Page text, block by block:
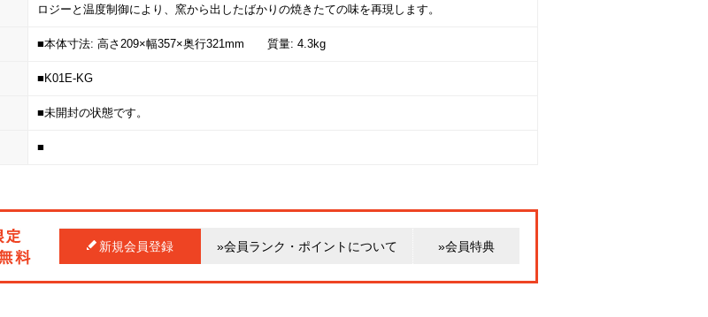
ロジーと温度制御により、窯から出したばかりの焼きたての味を再現します。
■本体寸法: 高さ209×幅357×奥行321mm 質量: 4.3kg
■K01E-KG
■未開封の状態です。
■
新規会員登録 »会員ランク・ポイントについて »会員特典